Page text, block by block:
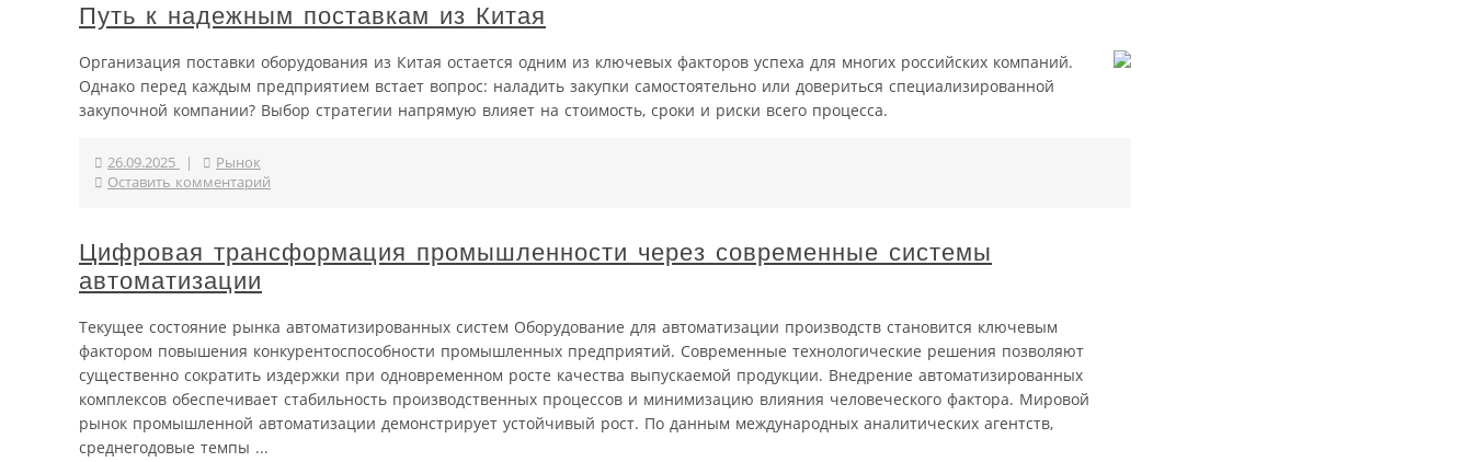
Путь к надежным поставкам из Китая
Организация поставки оборудования из Китая остается одним из ключевых факторов успеха для многих российских компаний.
Однако перед каждым предприятием встает вопрос: наладить закупки самостоятельно или довериться специализированной
закупочной компании? Выбор стратегии напрямую влияет на стоимость, сроки и риски всего процесса.
26.09.2025 |
Рынок
Оставить комментарий
Цифровая трансформация промышленности через современные системы
автоматизации
Текущее состояние рынка автоматизированных систем Оборудование для автоматизации производств становится ключевым
фактором повышения конкурентоспособности промышленных предприятий. Современные технологические решения позволяют
существенно сократить издержки при одновременном росте качества выпускаемой продукции. Внедрение автоматизированных
комплексов обеспечивает стабильность производственных процессов и минимизацию влияния человеческого фактора. Мировой
рынок промышленной автоматизации демонстрирует устойчивый рост. По данным международных аналитических агентств,
среднегодовые темпы ...